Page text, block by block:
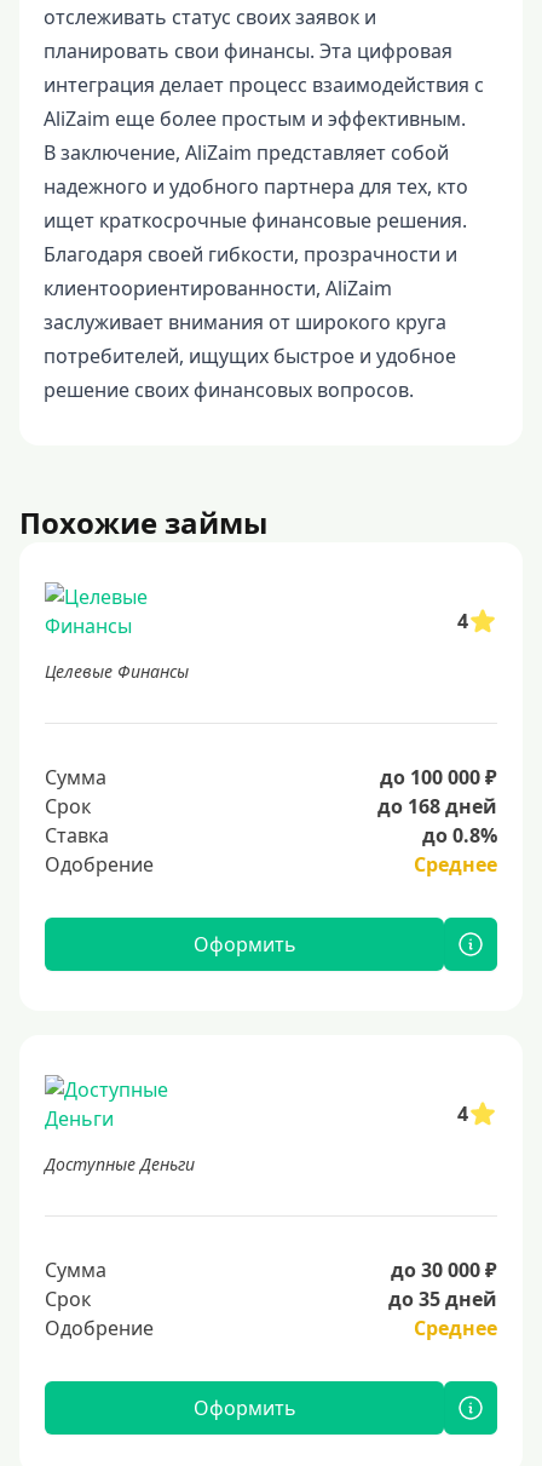
отслеживать статус своих заявок и
планировать свои финансы. Эта цифровая
интеграция делает процесс взаимодействия с
AliZaim еще более простым и эффективным.
В заключение, AliZaim представляет собой
надежного и удобного партнера для тех, кто
ищет краткосрочные финансовые решения.
Благодаря своей гибкости, прозрачности и
клиентоориентированности, AliZaim
заслуживает внимания от широкого круга
потребителей, ищущих быстрое и удобное
решение своих финансовых вопросов.
Похожие займы
4
Целевые Финансы
Сумма
до 100 000 ₽
Срок
до 168 дней
Ставка
до 0.8%
Одобрение
Среднее
Оформить
4
Доступные Деньги
Сумма
до 30 000 ₽
Срок
до 35 дней
Одобрение
Среднее
Оформить